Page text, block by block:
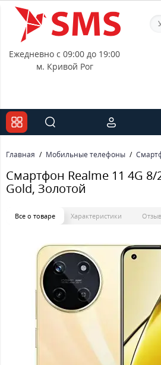
Ежедневно с 09:00 до 19:00
м. Кривой Рог
Главная Мобильные телефоны
Смартфон Realme 11 4G 8/
Gold, Золотой
Все о товаре Характеристики